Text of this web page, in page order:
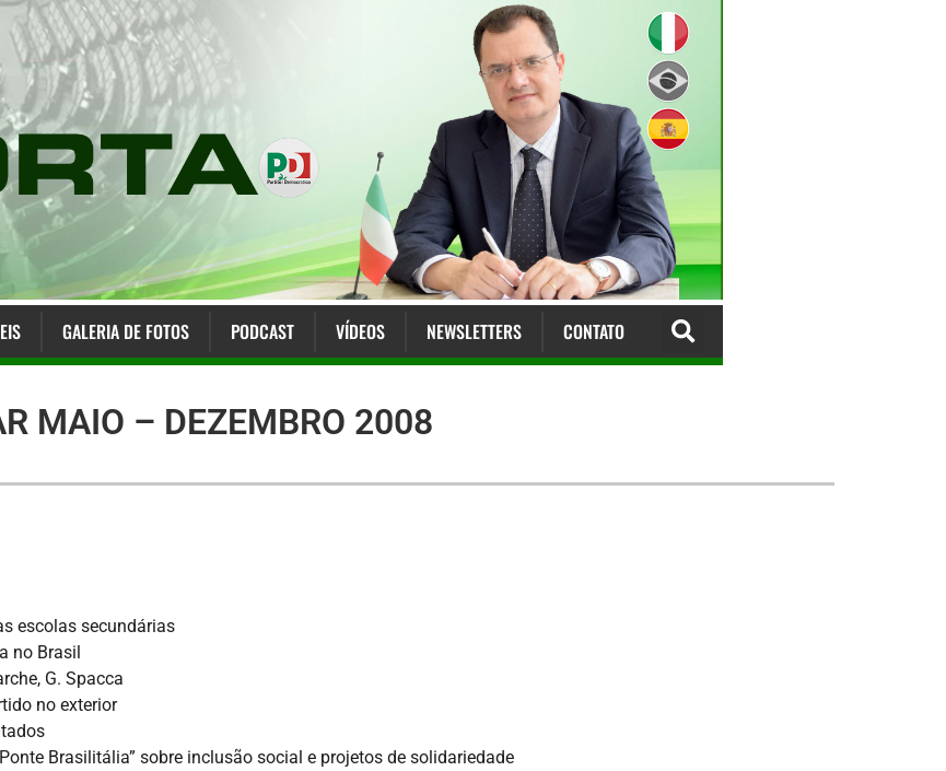
GALERIA DE FOTOS PODCAST VÍDEOS NEWSLETTERS CONTATO
MAIO – DEZEMBRO 2008
escolas secundárias
no Brasil
G. Spacca
no exterior
Brasilitália” sobre inclusão social e projetos de solidariedade